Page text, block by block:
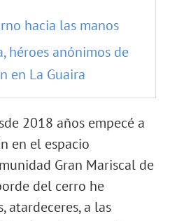
hacia las manos
héroes anónimos de
en La Guaira
2018 años empecé a
en el espacio
Gran Mariscal de
del cerro he
atardeceres, a las